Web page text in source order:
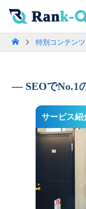
特別コンテンツ
SEOでNo.1
サービス紹